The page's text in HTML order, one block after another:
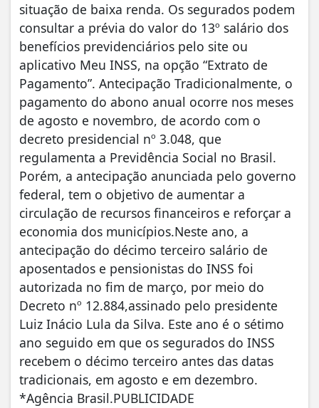
situação de baixa renda. Os segurados podem
consultar a prévia do valor do 13º salário dos
benefícios previdenciários pelo site ou
aplicativo Meu INSS, na opção “Extrato de
Pagamento”. Antecipação Tradicionalmente, o
pagamento do abono anual ocorre nos meses
de agosto e novembro, de acordo com o
decreto presidencial nº 3.048, que
regulamenta a Previdência Social no Brasil.
Porém, a antecipação anunciada pelo governo
federal, tem o objetivo de aumentar a
circulação de recursos financeiros e reforçar a
economia dos municípios.Neste ano, a
antecipação do décimo terceiro salário de
aposentados e pensionistas do INSS foi
autorizada no fim de março, por meio do
Decreto nº 12.884,assinado pelo presidente
Luiz Inácio Lula da Silva. Este ano é o sétimo
ano seguido em que os segurados do INSS
recebem o décimo terceiro antes das datas
tradicionais, em agosto e em dezembro.
*Agência Brasil.PUBLICIDADE